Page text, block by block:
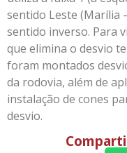
sentido Leste (Marília
sentido inverso. Para
que elimina o desvio
foram montados
da rodovia, além de
instalação de cones
desvio.